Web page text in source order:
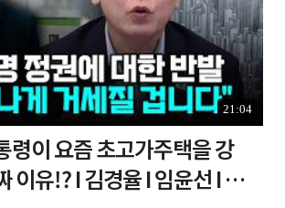
21:04
령이 요즘 초고가주택을 강
이유!? I 김경율 I 임윤선 I 정